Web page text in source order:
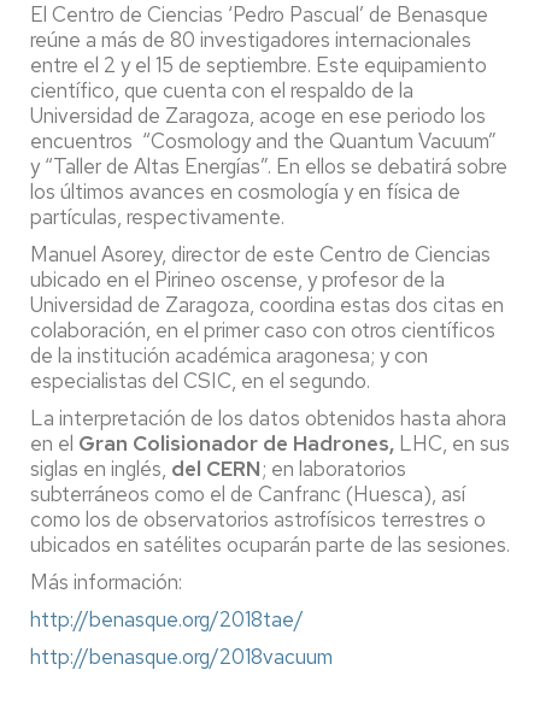
El Centro de Ciencias ‘Pedro Pascual’ de Benasque
reúne a más de 80 investigadores internacionales
entre el 2 y el 15 de septiembre. Este equipamiento
científico, que cuenta con el respaldo de la
Universidad de Zaragoza, acoge en ese periodo los
encuentros “Cosmology and the Quantum Vacuum”
y “Taller de Altas Energías”. En ellos se debatirá sobre
los últimos avances en cosmología y en física de
partículas, respectivamente.
Manuel Asorey, director de este Centro de Ciencias
ubicado en el Pirineo oscense, y profesor de la
Universidad de Zaragoza, coordina estas dos citas en
colaboración, en el primer caso con otros científicos
de la institución académica aragonesa; y con
especialistas del CSIC, en el segundo.
La interpretación de los datos obtenidos hasta ahora
en el Gran Colisionador de Hadrones, LHC, en sus
siglas en inglés, del CERN; en laboratorios
subterráneos como el de Canfranc (Huesca), así
como los de observatorios astrofísicos terrestres o
ubicados en satélites ocuparán parte de las sesiones.
Más información:
http://benasque.org/2018tae/
http://benasque.org/2018vacuum